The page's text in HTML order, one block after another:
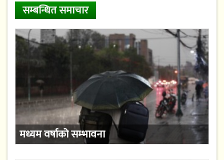
सम्बन्धित समाचार
मध्यम वर्षाको सम्भावना